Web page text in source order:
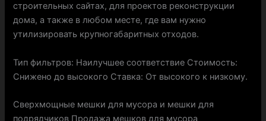
строительных сайтах, для проектов реконструкции
дома, а также в любом месте, где вам нужно
утилизировать крупногабаритных отходов.
Тип фильтров: Наилучшее соответствие Стоимость:
Снижено до высокого Ставка: От высокого к низкому.
Сверхмощные мешки для мусора и мешки для
подрядчиков Продажа мешков для мусора